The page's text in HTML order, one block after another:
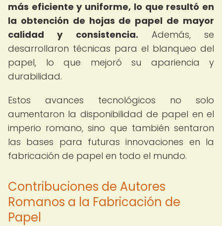
más eficiente y uniforme, lo que resultó en
la obtención de hojas de papel de mayor
calidad y consistencia. Además, se
desarrollaron técnicas para el blanqueo del
papel, lo que mejoró su apariencia y
durabilidad.
Estos avances tecnológicos no solo
aumentaron la disponibilidad de papel en el
imperio romano, sino que también sentaron
las bases para futuras innovaciones en la
fabricación de papel en todo el mundo.
Contribuciones de Autores
Romanos a la Fabricación de
Papel